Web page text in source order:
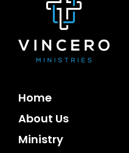
Home
About Us
Ministry